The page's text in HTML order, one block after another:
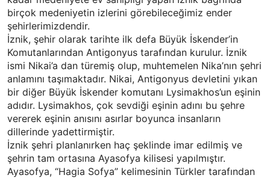
birçok medeniyetin izlerini görebileceğimiz ender
şehirlerimizdendir.
İznik, şehir olarak tarihte ilk defa Büyük İskender’in
Komutanlarından Antigonyus tarafından kurulur. İznik
ismi Nikai’a dan türemiş olup, muhtemelen Nika’nın şehri
anlamını taşımaktadır. Nikai, Antigonyus devletini yıkan
bir diğer Büyük İskender komutanı Lysimakhos’un eşinin
adıdır. Lysimakhos, çok sevdiği eşinin adını bu şehre
vererek eşinin anısını asırlar boyunca insanların
dillerinde yadettirmiştir.
İznik şehri planlanırken haç şeklinde imar edilmiş ve
şehrin tam ortasına Ayasofya kilisesi yapılmıştır.
Ayasofya, “Hagia Sofya” kelimesinin Türkler tarafından